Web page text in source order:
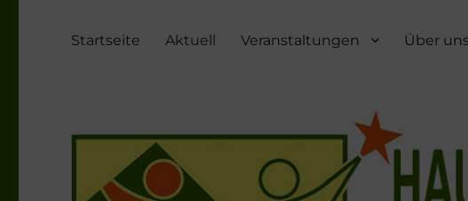
Startseite Aktuell Veranstaltungen Über uns